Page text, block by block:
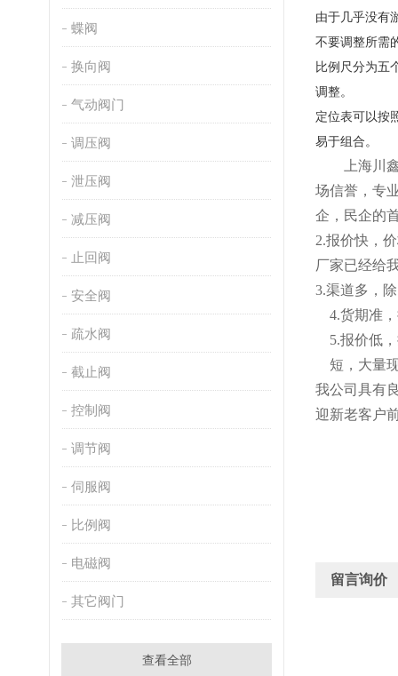
蝶阀
换向阀
气动阀门
调压阀
泄压阀
减压阀
止回阀
安全阀
疏水阀
截止阀
控制阀
调节阀
伺服阀
比例阀
电磁阀
其它阀门
查看全部
由于几乎没有
不要调整所需
比例尺分为五
调整。
定位表可以按
易于组合。
上海川
场信誉，专
企，民企的
2.报价快，
厂家已经给
3.渠道多，
4.货期准
5.报价低
短 ， 大量
我公司具有
迎新老客户
留言询价